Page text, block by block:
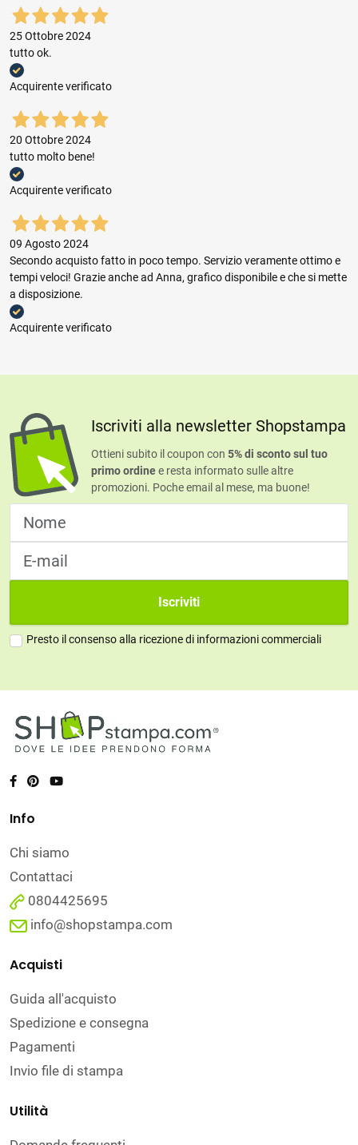
25 Ottobre 2024
tutto ok.
Acquirente verificato
20 Ottobre 2024
tutto molto bene!
Acquirente verificato
09 Agosto 2024
Secondo acquisto fatto in poco tempo. Servizio veramente ottimo e
tempi veloci! Grazie anche ad Anna, grafico disponibile e che si mette
a disposizione.
Acquirente verificato
Iscriviti alla newsletter Shopstampa
Ottieni subito il coupon con 5% di sconto sul tuo
primo ordinee resta informato sulle altre
promozioni. Poche email al mese, ma buone!
Iscriviti
Presto il consenso alla ricezione di informazioni commerciali
Info
Chi siamo
Contattaci
0804425695
info@shopstampa.com
Acquisti
Guida all'acquisto
Spedizione e consegna
Pagamenti
Invio file di stampa
Utilità